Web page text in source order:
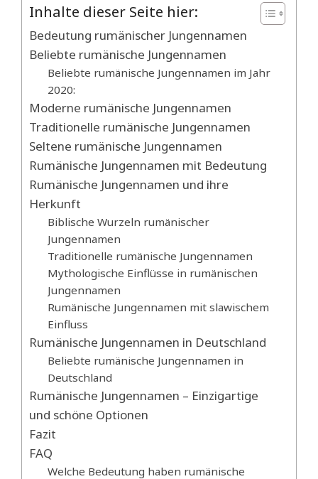
Inhalte dieser Seite hier:
Bedeutung rumänischer Jungennamen
Beliebte rumänische Jungennamen
Beliebte rumänische Jungennamen im Jahr
2020:
Moderne rumänische Jungennamen
Traditionelle rumänische Jungennamen
Seltene rumänische Jungennamen
Rumänische Jungennamen mit Bedeutung
Rumänische Jungennamen und ihre
Herkunft
Biblische Wurzeln rumänischer
Jungennamen
Traditionelle rumänische Jungennamen
Mythologische Einflüsse in rumänischen
Jungennamen
Rumänische Jungennamen mit slawischem
Einfluss
Rumänische Jungennamen in Deutschland
Beliebte rumänische Jungennamen in
Deutschland
Rumänische Jungennamen – Einzigartige
und schöne Optionen
Fazit
FAQ
Welche Bedeutung haben rumänische